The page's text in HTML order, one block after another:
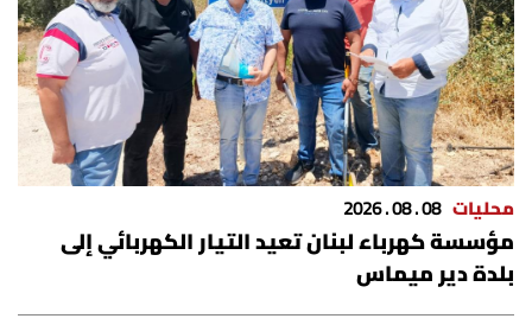
منوّعات
حظّك اليوم
للتاريخ
فيديو
محليات 08 . 08 . 2026
مؤسسة كهرباء لبنان تعيد التيار الكهربائي إلى
بلدة دير ميماس